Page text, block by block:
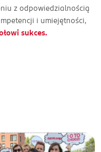
z odpowiedzialnością
i umiejętności,
sukces.